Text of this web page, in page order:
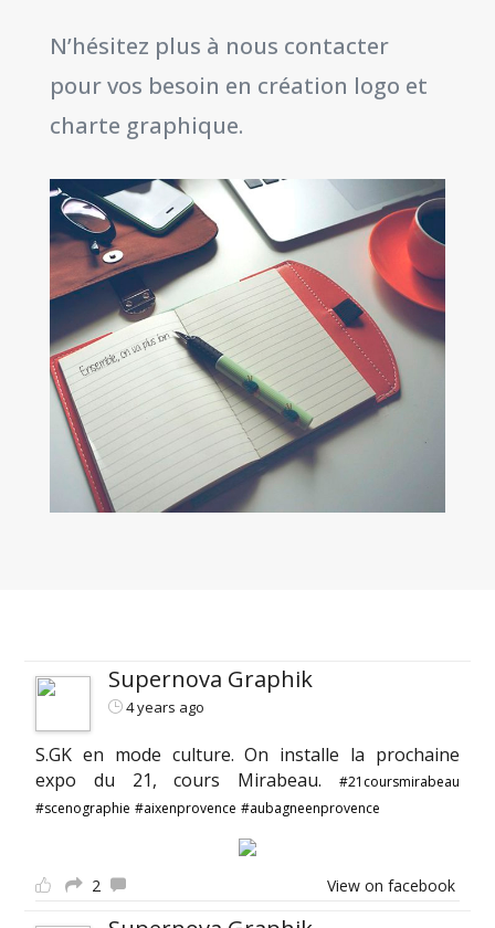
N’hésitez plus à nous contacter
pour vos besoin en création logo et
charte graphique.
Supernova Graphik
4 years ago
S.GK en mode culture. On installe la prochaine
expo du 21, cours Mirabeau.
#21coursmirabeau
#scenographie #aixenprovence #aubagneenprovence
2 View on facebook